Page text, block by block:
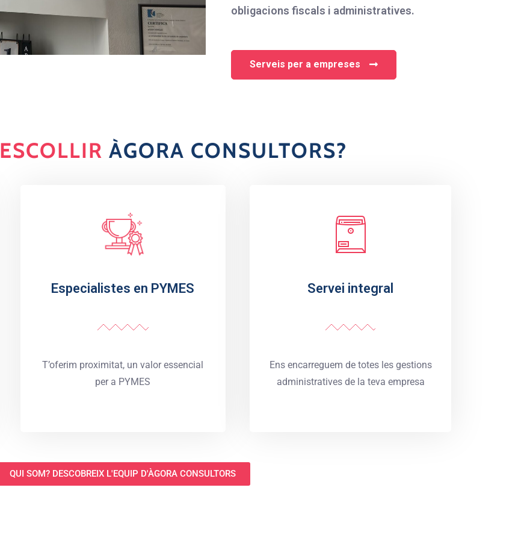
obligacions fiscals i administratives.
Serveis per a empreses
ÀGORA CONSULTORS?
Especialistes en PYMES
T’oferim proximitat, un valor essencial
per a PYMES
Servei integral
Ens encarreguem de totes les gestions
administratives de la teva empresa
QUI SOM? DESCOBREIX L'EQUIP D'ÀGORA CONSULTORS